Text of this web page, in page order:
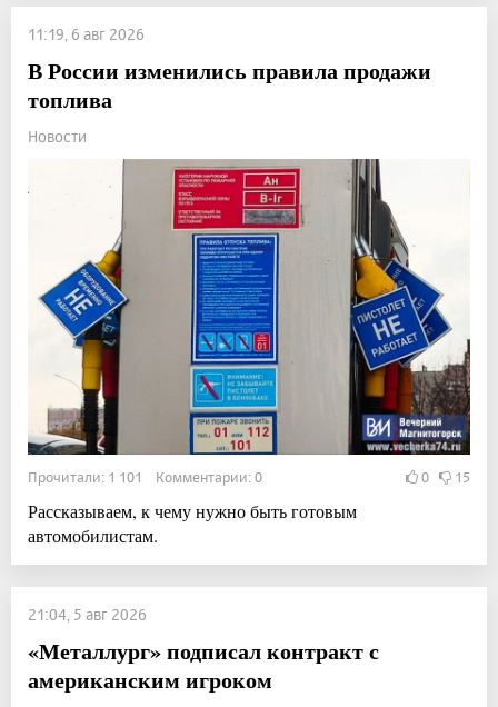
11:19, 6 авг 2026
В России изменились правила продажи
топлива
Новости
Прочитали: 1 101 Комментарии: 0 0 15
Рассказываем, к чему нужно быть готовым
автомобилистам.
21:04, 5 авг 2026
«Металлург» подписал контракт с
американским игроком